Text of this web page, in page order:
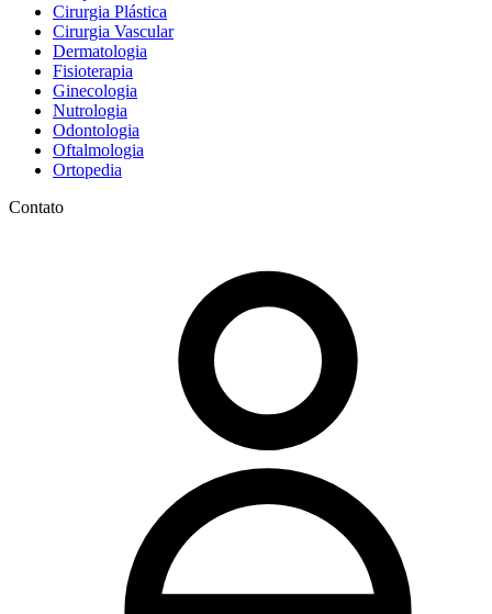
Cirurgia Plástica
Cirurgia Vascular
Dermatologia
Fisioterapia
Ginecologia
Nutrologia
Odontologia
Oftalmologia
Ortopedia
Contato